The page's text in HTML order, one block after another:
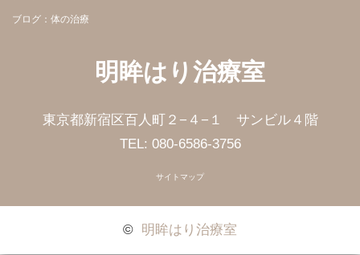
ブログ：体の治療
明眸はり治療室
東京都新宿区百人町２−４−１ サンビル４階
TEL: 080-6586-3756
サイトマップ
© 明眸はり治療室